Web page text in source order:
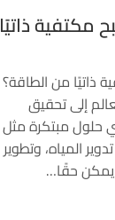
مكتفية ذاتيًا
ذاتيًا من الطاقة؟
إلى تحقيق
حلول مبتكرة مثل
المياه، وتطوير
يمكن حقًا…